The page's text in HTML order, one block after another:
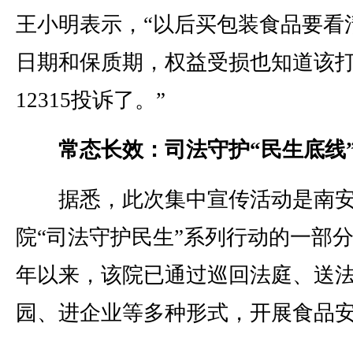
王小明表示，“以后买包装食品要看
日期和保质期，权益受损也知道该
12315投诉了。”
常态长效：司法守护“民生底线
据悉，此次集中宣传活动是南
院“司法守护民生”系列行动的一部
年以来，该院已通过巡回法庭、送
园、进企业等多种形式，开展食品